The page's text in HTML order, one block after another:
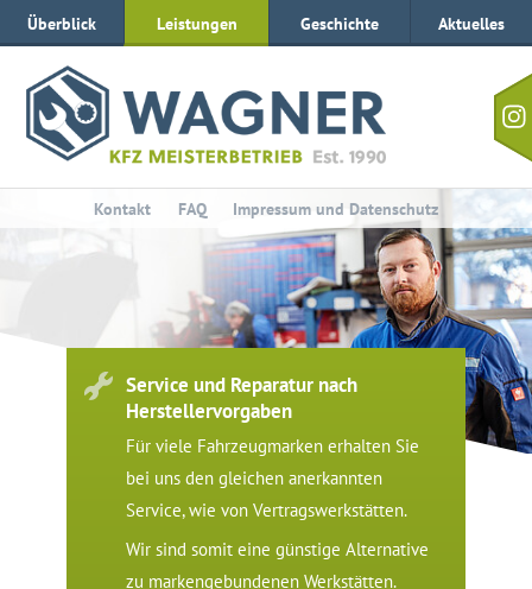
Navigation
Zum
Inhalt
Überblick Leistungen Geschichte Aktuelles
Kontakt FAQ Impressum und Datenschutz
Sie
uns
auf
Service und Reparatur nach
Herstellervorgaben
Für viele Fahrzeugmarken erhalten Sie
bei uns den gleichen anerkannten
Service, wie von Vertragswerkstätten.
Wir sind somit eine günstige Alternative
zu markengebundenen Werkstätten.